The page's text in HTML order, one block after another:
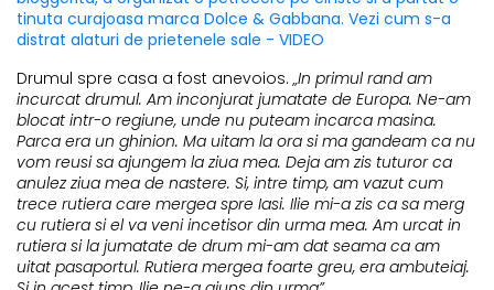
tinuta curajoasa marca Dolce & Gabbana. Vezi cum s-a
distrat alaturi de prietenele sale - VIDEO
Drumul spre casa a fost anevoios. „In primul rand am
incurcat drumul. Am inconjurat jumatate de Europa. Ne-am
blocat intr-o regiune, unde nu puteam incarca masina.
Parca era un ghinion. Ma uitam la ora si ma gandeam ca nu
vom reusi sa ajungem la ziua mea. Deja am zis tuturor ca
anulez ziua mea de nastere. Si, intre timp, am vazut cum
trece rutiera care mergea spre Iasi. Ilie mi-a zis ca sa merg
cu rutiera si el va veni incetisor din urma mea. Am urcat in
rutiera si la jumatate de drum mi-am dat seama ca am
uitat pasaportul. Rutiera mergea foarte greu, era ambuteiaj.